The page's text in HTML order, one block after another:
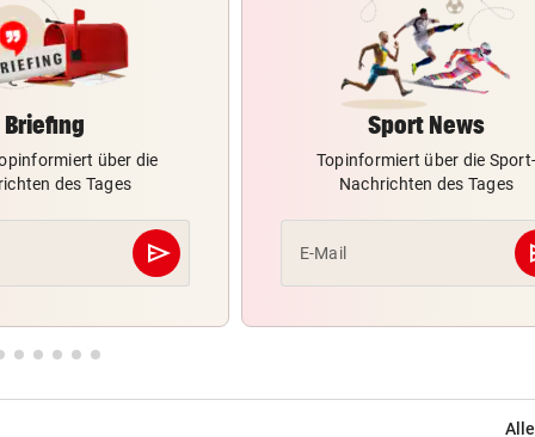
Briefing
über die
des Tages
send
Abschicken
Sport News
Topinformiert über die
Nachrichten des Tages
E-Mail